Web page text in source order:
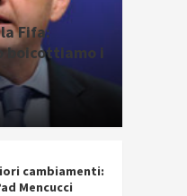
Fifa:
boicottiamo i
cambiamenti:
Mencucci